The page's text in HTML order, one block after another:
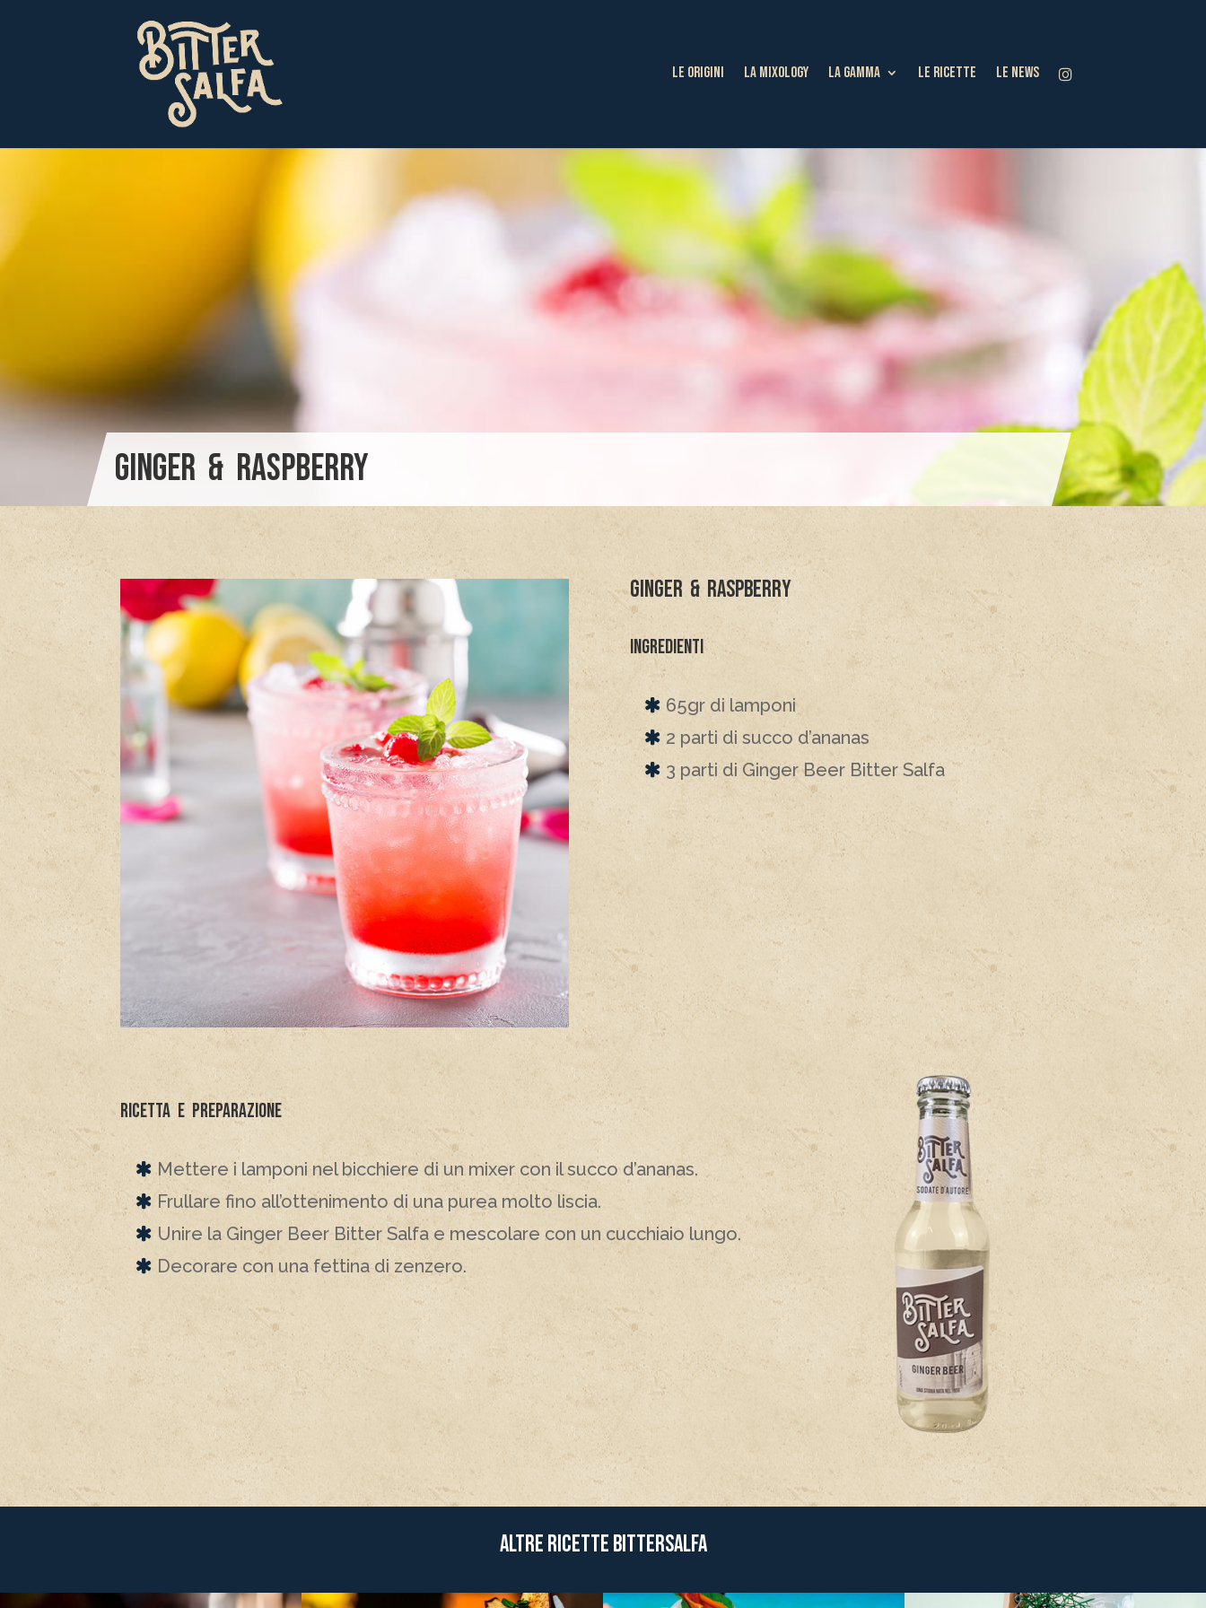
LE ORIGINI LA MIXOLOGY LA GAMMA LE RICETTE LE NEWS
Ginger & Raspberry
Ginger & Raspberry
Ingredienti
65gr di lamponi
2 parti di succo d’ananas
3 parti di Ginger Beer Bitter Salfa
Ricetta e preparazione
Mettere i lamponi nel bicchiere di un mixer con il succo d’ananas.
Frullare fino all’ottenimento di una purea molto liscia.
Unire la Ginger Beer Bitter Salfa e mescolare con un cucchiaio lungo.
Decorare con una fettina di zenzero.
Altre ricette BitterSalfa